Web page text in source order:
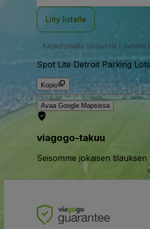
Liity listalle
Kirjautumalla sisään tai luomalla
Spot Lite Detroit Parking
Kopio
Avaa Google Mapsissa
viagogo-takuu
Seisomme jokaisen